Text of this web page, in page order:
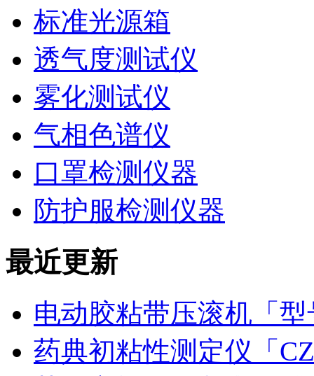
标准光源箱
透气度测试仪
雾化测试仪
气相色谱仪
口罩检测仪器
防护服检测仪器
最近更新
电动胶粘带压滚机「
药典初粘性测定仪「